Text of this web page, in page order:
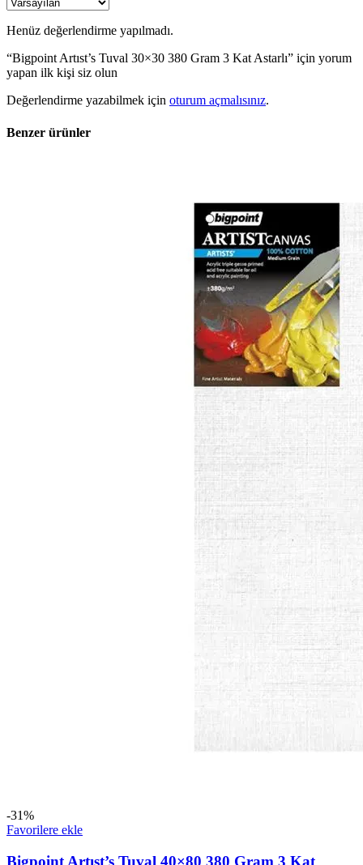
Henüz değerlendirme yapılmadı.
“Bigpoint Artıst’s Tuval 30×30 380 Gram 3 Kat Astarlı” için yorum
yapan ilk kişi siz olun
Değerlendirme yazabilmek için oturum açmalısınız.
Benzer ürünler
-31%
Favorilere ekle
Bigpoint Artıst’s Tuval 40×80 380 Gram 3 Kat